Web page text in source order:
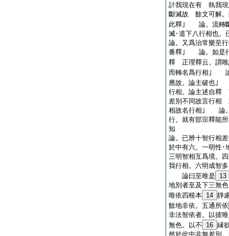
計我現在有 執我現
斷滅故 餘文可解。
此釋｣ 論。流轉
滅･道下八行相也。
論。又爲治常樂至
番釋｣ 論。如是行
釋 正理釋云。謂唯
而轉名爲行相｣
應故。論主破也｣
行相。論主述自釋
差別不同故言行相
相故名行相｣ 論。
行。就有部宗釋能
知
論。已辨十智行相
於中有六。一明性･
三明智相互爲境。
我行相。六明成智
論曰至唯是
13
地別者至及下三無
唯依四根本 14 靜
餘地非依。五通所依
非法智依者。以彼
無色。以不
16 縁
然於此中非無差別